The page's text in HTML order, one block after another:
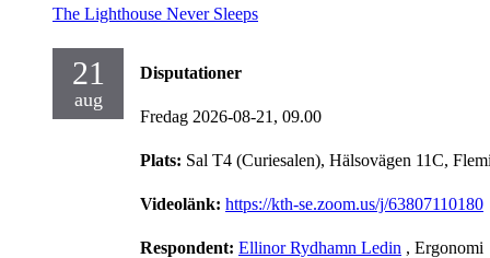
The Lighthouse Never Sleeps
21
aug
Disputationer
Fredag 2026-08-21, 09.00
Plats: Sal T4 (Curiesalen), Hälsovägen 11C,
Videolänk: https://kth-se.zoom.us/j/63807110180
Respondent: Ellinor Rydhamn Ledin , Ergonomi